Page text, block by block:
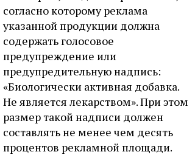
согласно которому реклама
указанной продукции должна
содержать голосовое
предупреждение или
предупредительную надпись:
«Биологически активная добавка.
Не является лекарством». При этом
размер такой надписи должен
составлять не менее чем десять
процентов рекламной площади.